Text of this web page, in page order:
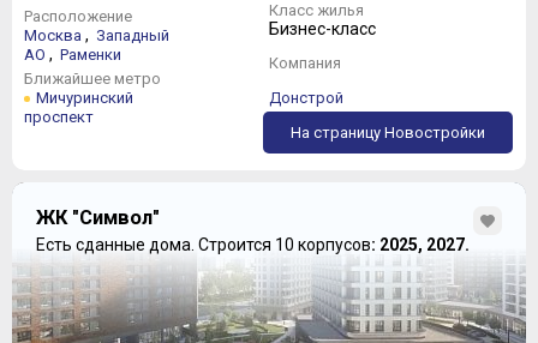
Расположение
Москва , Западный
АО , Раменки
Ближайшее метро
Мичуринский
проспект
Класс жилья
Бизнес-класс
Компания
Донстрой
На страницу Новостройки
ЖК "Символ"
Есть сданные дома. Строится 10 корпусов: 2025, 2027.